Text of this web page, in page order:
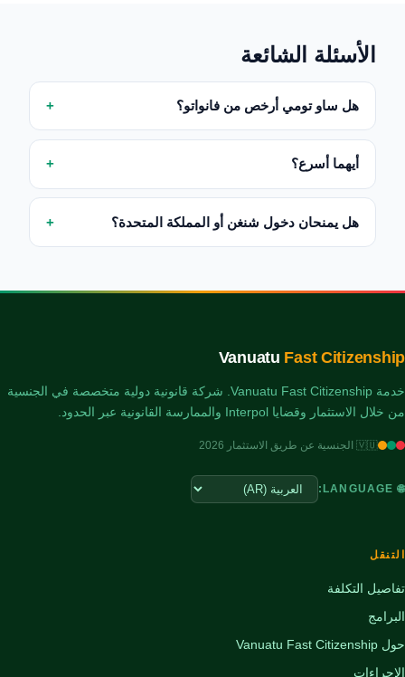
الأسئلة الشائعة
هل ساو تومي أرخص من فانواتو؟
أيهما أسرع؟
هل يمنحان دخول شنغن أو المملكة المتحدة؟
Vanuatu Fast Citizenship
خدمة Vanuatu Fast Citizenship. شركة قانونية دولية متخصصة في الجنسية
من خلال الاستثمار وقضايا Interpol والممارسة القانونية عبر الحدود.
🇻🇺 الجنسية عن طريق الاستثمار 2026
🌐 LANGUAGE:
التنقل
تفاصيل التكلفة
البرامج
حول Vanuatu Fast Citizenship
الإجراءات